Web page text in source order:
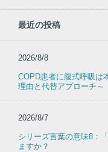
最近の投稿
2026/8/8
COPD患者に腹式呼吸は
理由と代替アプローチ～
2026/8/7
シリーズ言葉の意味8：
ますか？